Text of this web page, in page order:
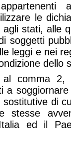
le
stati, alle
soggetti
leggi e nei
dello
comma 2,
a
di
stesse
ed il